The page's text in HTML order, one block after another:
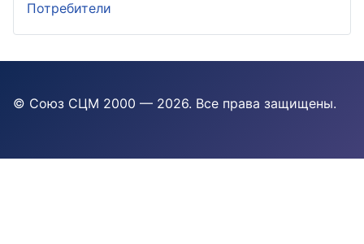
Потребители
© Союз СЦМ 2000 — 2026. Все права защищены.